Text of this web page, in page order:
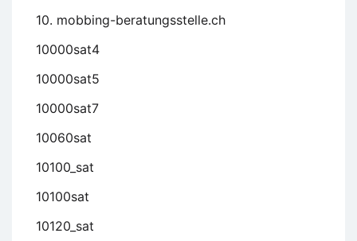
10. mobbing-beratungsstelle.ch
10000sat4
10000sat5
10000sat7
10060sat
10100_sat
10100sat
10120_sat